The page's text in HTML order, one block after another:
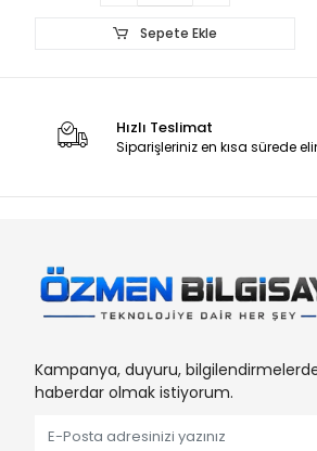
Sepete Ekle
Hızlı Teslimat
Siparişleriniz en kısa sürede
Kampanya, duyuru,
haberdar olmak istiyorum.